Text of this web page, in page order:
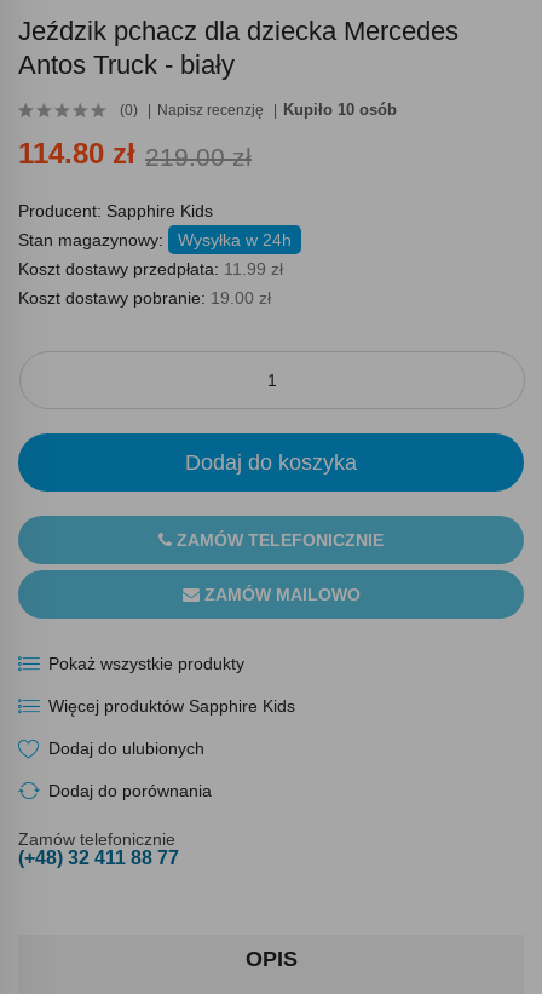
Jeździk pchacz dla dziecka Mercedes
Antos Truck - biały
(0) Napisz recenzję Kupiło 10 osób
114.80 zł 219.00 zł
Producent: Sapphire Kids
Stan magazynowy:
Wysyłka w 24h
Koszt dostawy przedpłata: 11.99 zł
Koszt dostawy pobranie: 19.00 zł
Dodaj do koszyka
ZAMÓW TELEFONICZNIE
ZAMÓW MAILOWO
Pokaż wszystkie produkty
Więcej produktów Sapphire Kids
Dodaj do ulubionych
Dodaj do porównania
Zamów telefonicznie
(+48) 32 411 88 77
OPIS